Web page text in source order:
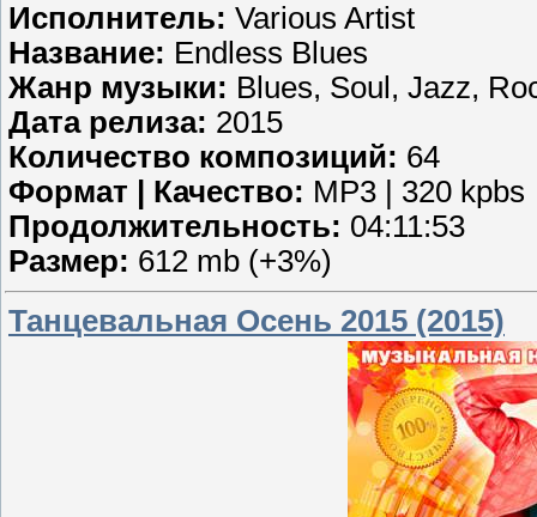
Исполнитель: Various Artist
Название: Endless Blues
Жанр музыки: Blues, Soul, Jazz,
Дата релиза: 2015
Количество композиций: 64
Формат | Качество: MP3 | 320 kpbs
Продолжительность: 04:11:53
Размер: 612 mb (+3%)
Танцевальная Осень 2015 (2015)